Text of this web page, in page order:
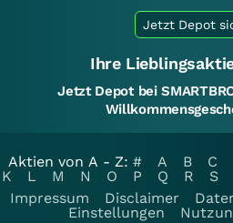
Jetzt Depot
Ihre
Jetzt Depot bei
Aktien von A - Z: # A B C
K
L M N O P Q R S
Impressum
Disclaimer
Einstellungen